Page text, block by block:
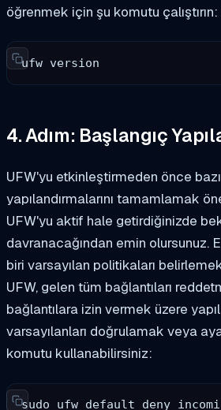
öğrenmek için şu komutu çalıştırın:
ufw version
4. Adım: Başlangıç
UFW'yu etkinleştirmeden önce
yapılandırmalarını tamamlamak
UFW'yu aktif hale getirdiğinizde
davranacağından emin olursunuz.
biri varsayılan politikaları
UFW, gelen tüm bağlantıları
bağlantılara izin vermek üzere
varsayılanları doğrulamak veya
komutu kullanabilirsiniz:
sudo ufw default deny